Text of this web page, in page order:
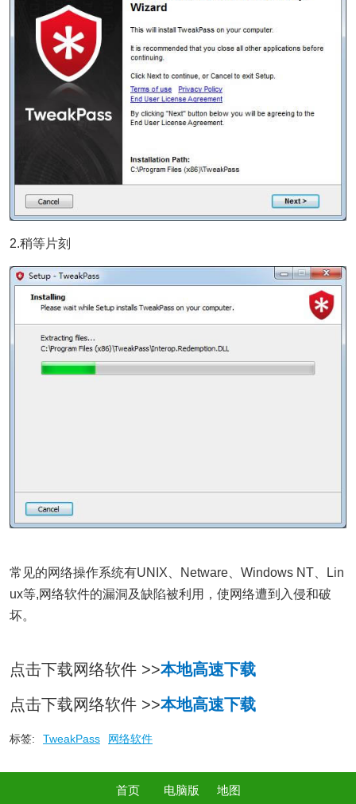
2.稍等片刻
常见的网络操作系统有UNIX、Netware、Windows NT、Lin
ux等,网络软件的漏洞及缺陷被利用，使网络遭到入侵和破
坏。
点击下载网络软件 >>本地高速下载
点击下载网络软件 >>本地高速下载
标签: TweakPass 网络软件
首页 电脑版 地图